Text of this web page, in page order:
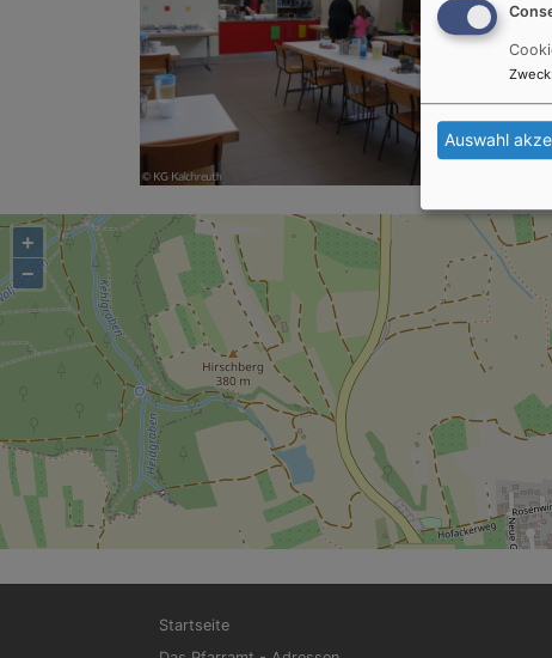
+
−
Hauptnavigation
Startseite
Zweck
Auswahl